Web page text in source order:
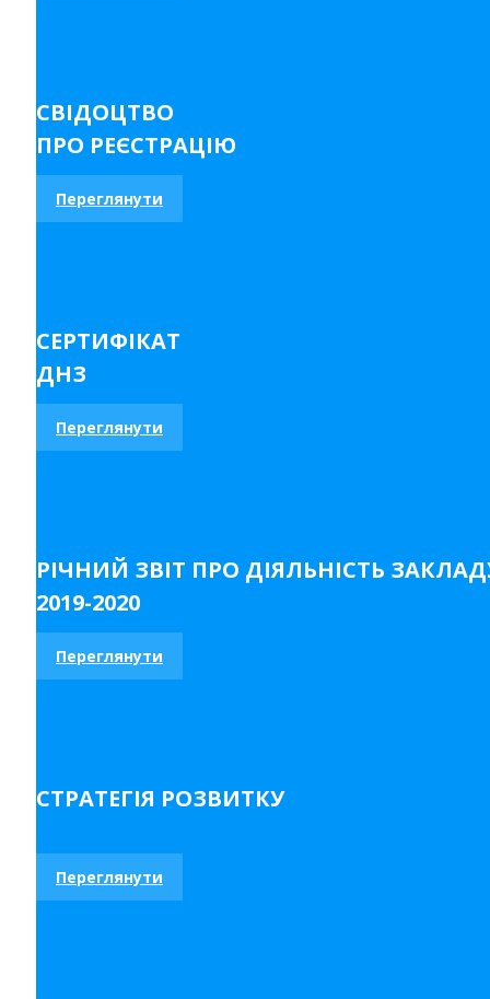
СВІДОЦТВО
ПРО РЕЄСТРАЦІЮ
Переглянути
СЕРТИФІКАТ
ДНЗ
Переглянути
РІЧНИЙ ЗВІТ ПРО ДІЯЛЬНІСТЬ
2019-2020
Переглянути
СТРАТЕГІЯ РОЗВИТКУ
Переглянути